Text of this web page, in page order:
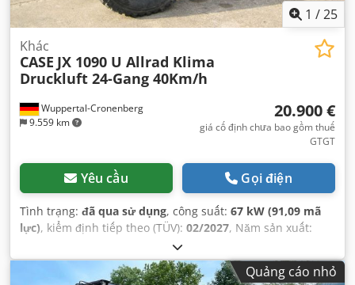
1 /25
Wuppertal-Cronenberg
9.559 km
Khác
CASE JX 1090 U Allrad Klima
Druckluft 24-Gang 40Km/h
20.900 €
giá cố định chưa bao gồm thuế
GTGT
Yêu cầu Gọi điện
Tình trạng: đã qua sử dụng, công suất: 67 kW (91,09 mã
lực), kiểm định tiếp theo (TÜV): 02/2027, Năm sản xuất:
, Thiết bị:
bánh, điều hòa không khí,
Quảng cáo nhỏ